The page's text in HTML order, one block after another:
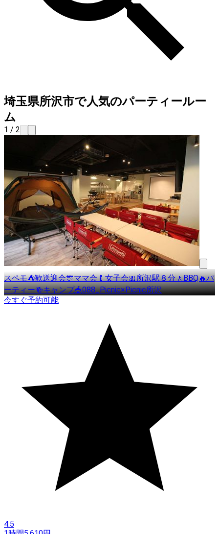
埼玉県所沢市で人気のパーティールー
ム
1 / 2
スペモ⛺歓送迎会🎊ママ会🍼女子会🎀所沢駅８分🚶BBQ🔥パ
ーティー🍻キャンプ🎪088_Picnic×Picnic所沢
今すぐ予約可能
4.5